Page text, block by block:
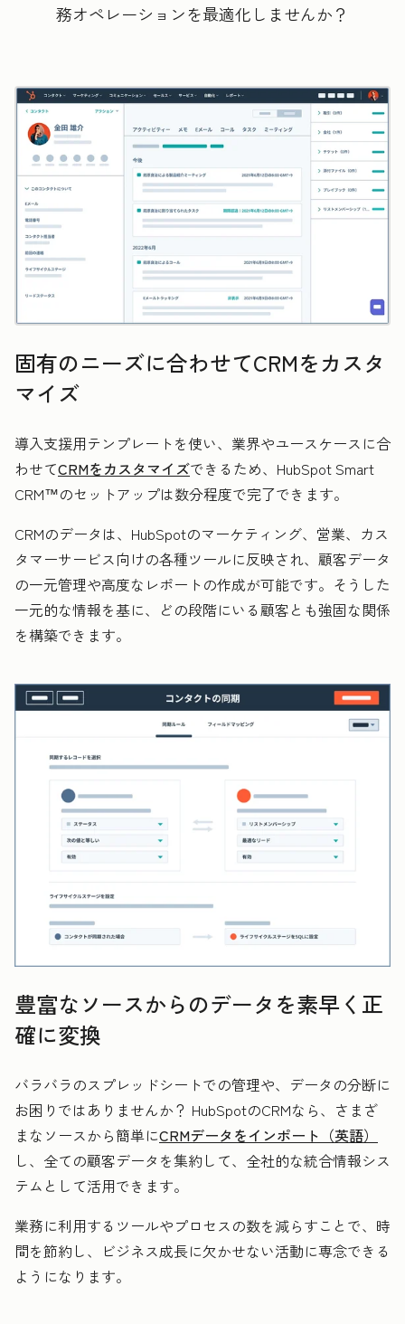
務オペレーションを最適化しませんか？
固有のニーズに合わせてCRMをカスタ
マイズ
導入支援用テンプレートを使い、業界やユースケースに合
わせてCRMをカスタマイズできるため、HubSpot Smart
CRM™のセットアップは数分程度で完了できます。
CRMのデータは、HubSpotのマーケティング、営業、カス
タマーサービス向けの各種ツールに反映され、顧客データ
の一元管理や高度なレポートの作成が可能です。そうした
一元的な情報を基に、どの段階にいる顧客とも強固な関係
を構築できます。
豊富なソースからのデータを素早く正
確に変換
バラバラのスプレッドシートでの管理や、データの分断に
お困りではありませんか？ HubSpotのCRMなら、さまざ
まなソースから簡単にCRMデータをインポート（英語）
し、全ての顧客データを集約して、全社的な統合情報シス
テムとして活用できます。
業務に利用するツールやプロセスの数を減らすことで、時
間を節約し、ビジネス成長に欠かせない活動に専念できる
ようになります。